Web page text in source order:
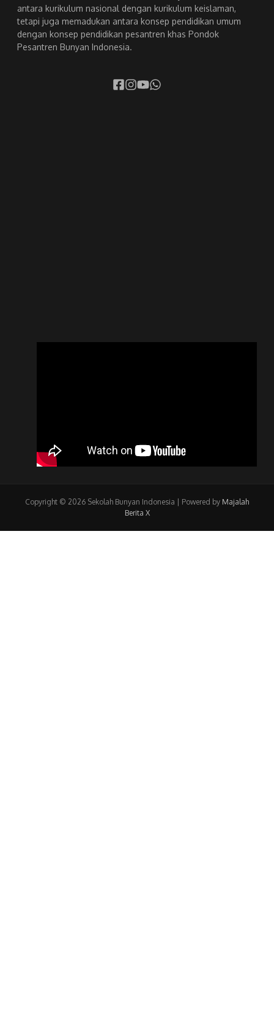
antara kurikulum nasional dengan kurikulum keislaman,
tetapi juga memadukan antara konsep pendidikan umum
dengan konsep pendidikan pesantren khas Pondok
Pesantren Bunyan Indonesia.
Copyright © 2026 Sekolah Bunyan Indonesia | Powered by Majalah
Berita X